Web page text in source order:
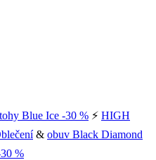
Blue Ice -30 % ⚡ HIGH
& obuv Black Diamond
%